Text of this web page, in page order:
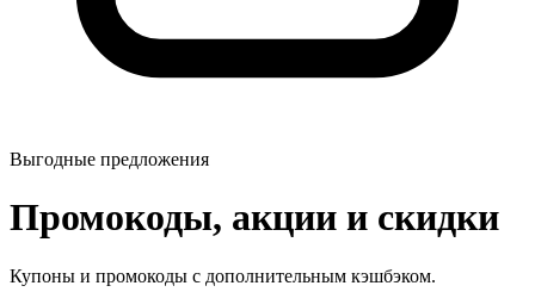
Выгодные предложения
Промокоды, акции и скидки
Купоны и промокоды с дополнительным кэшбэком.